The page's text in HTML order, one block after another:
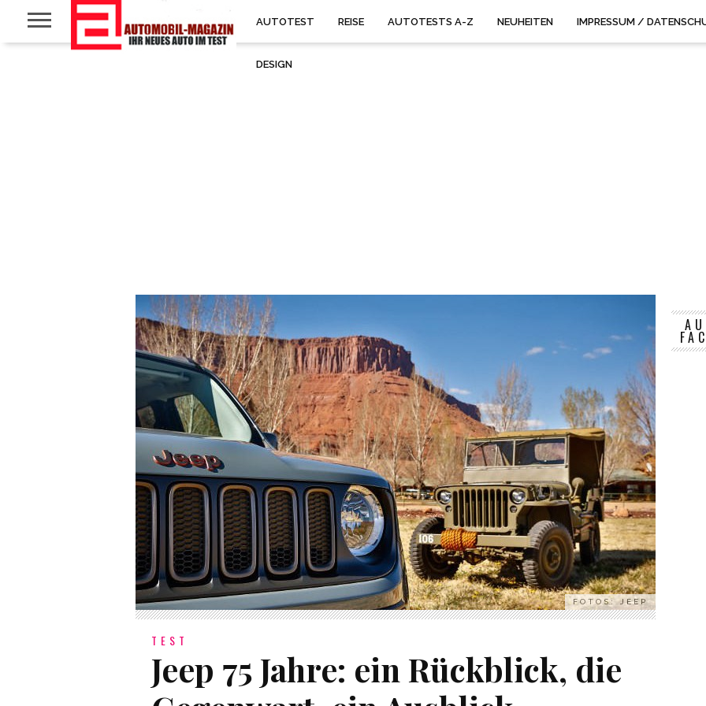
AUTOTEST REISE AUTOTESTS A-Z NEUHEITEN IMPRESSUM /
DESIGN
FOTOS: JEEP
TEST
Jeep 75 Jahre: ein Rückblick, die